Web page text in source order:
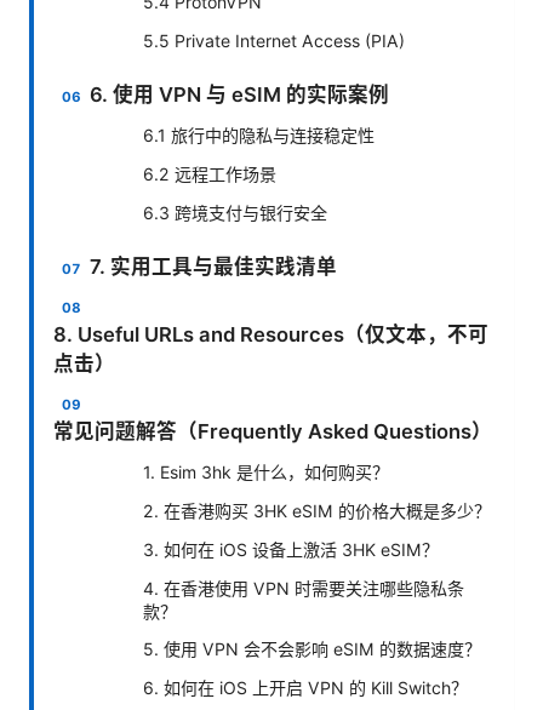
5.5 Private Internet Access (PIA)
6. 使用 VPN 与 eSIM 的实际案例
6.1 旅行中的隐私与连接稳定性
6.2 远程工作场景
6.3 跨境支付与银行安全
7. 实用工具与最佳实践清单
8. Useful URLs and Resources（仅文本，不可
点击）
常见问题解答（Frequently Asked Questions）
1. Esim 3hk 是什么，如何购买？
2. 在香港购买 3HK eSIM 的价格大概是多少？
3. 如何在 iOS 设备上激活 3HK eSIM？
4. 在香港使用 VPN 时需要关注哪些隐私条
款？
5. 使用 VPN 会不会影响 eSIM 的数据速度？
6. 如何在 iOS 上开启 VPN 的 Kill Switch？